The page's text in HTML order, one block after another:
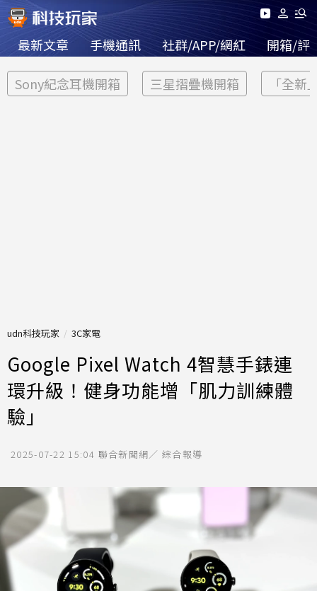
最新文章 手機通訊 社群/APP/網紅 開箱/評
Sony紀念耳機開箱 三星摺疊機開箱 「全新
udn科技玩家 3C家電
Google Pixel Watch 4智慧手錶連
環升級！健身功能增「肌力訓練體
驗」
2025-07-22 15:04 聯合新聞網／ 綜合報導